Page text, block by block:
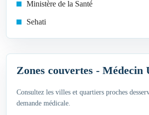
Ministère de la Santé
Sehati
Zones couvertes - Médecin
Consultez les villes et quartiers proches
demande médicale.